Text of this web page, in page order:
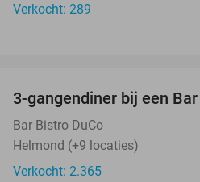
Verkocht: 289
3-gangendiner bij een
Bar Bistro DuCo
Helmond (+9 locaties)
Verkocht: 2.365